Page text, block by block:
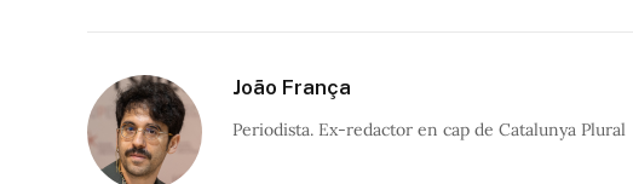
João França
Periodista. Ex-redactor en cap de Catalunya Plural